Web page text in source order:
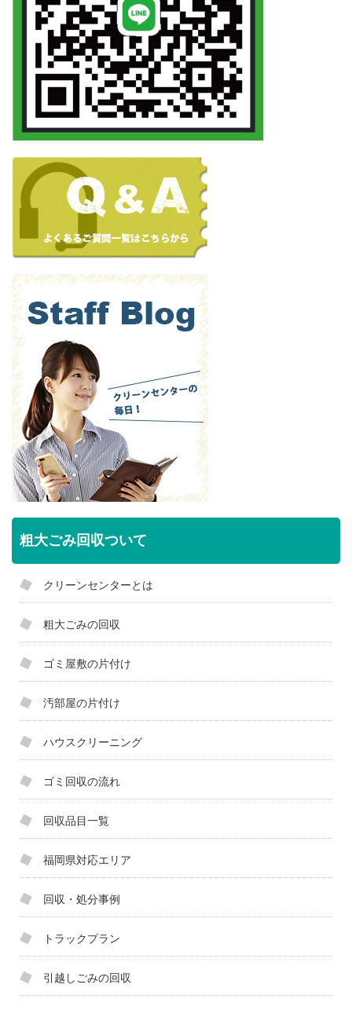
粗大ごみ回収ついて
クリーンセンターとは
粗大ごみの回収
ゴミ屋敷の片付け
汚部屋の片付け
ハウスクリーニング
ゴミ回収の流れ
回収品目一覧
福岡県対応エリア
回収・処分事例
トラックプラン
引越しごみの回収